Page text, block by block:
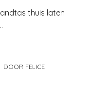
thuis laten
DOOR FELICE